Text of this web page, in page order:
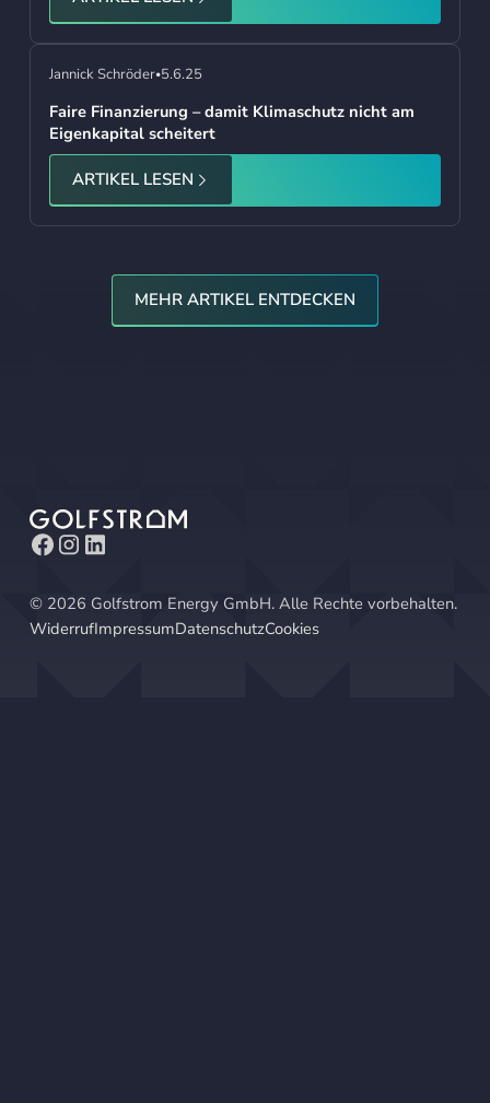
Jannick Schröder•5.6.25
Faire Finanzierung – damit Klimaschutz nicht am
Eigenkapital scheitert
ARTIKEL LESEN
MEHR ARTIKEL ENTDECKEN
© 2026 Golfstrom Energy GmbH. Alle Rechte vorbehalten.
WiderrufImpressumDatenschutzCookies